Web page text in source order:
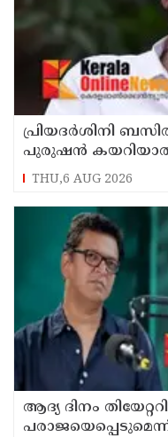
പ്രിയദർശിനി
പുരുഷൻ കയറിയാൽ
എംഎൻ കാരശ്ശേരി
THU,6 AUG 2026
ആദ്യ ദിനം